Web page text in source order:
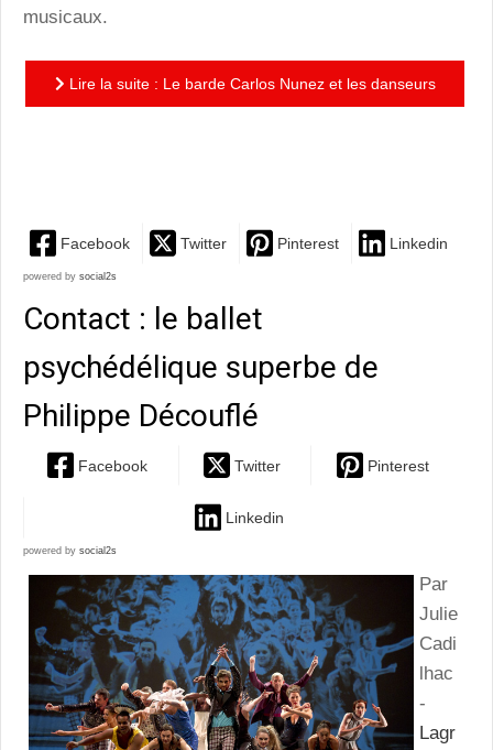
musicaux.
Lire la suite : Le barde Carlos Nunez et les danseurs
Facebook Twitter Pinterest Linkedin
powered by social2s
Contact : le ballet
psychédélique superbe de
Philippe Découflé
Facebook Twitter Pinterest
Linkedin
powered by social2s
Par
Julie
Cadi
lhac
-
Lagr